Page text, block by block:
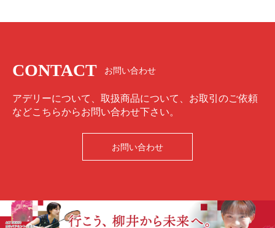
CONTACT お問い合わせ
アデリーについて、取扱商品について、お取引のご依頼
などこちらからお問い合わせ下さい。
お問い合わせ